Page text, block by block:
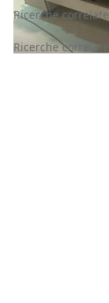
Ricerche correlate
Ricerche correlate